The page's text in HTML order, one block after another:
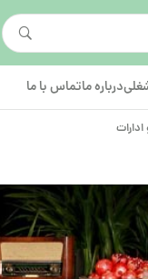
درباره ماتماس با ما